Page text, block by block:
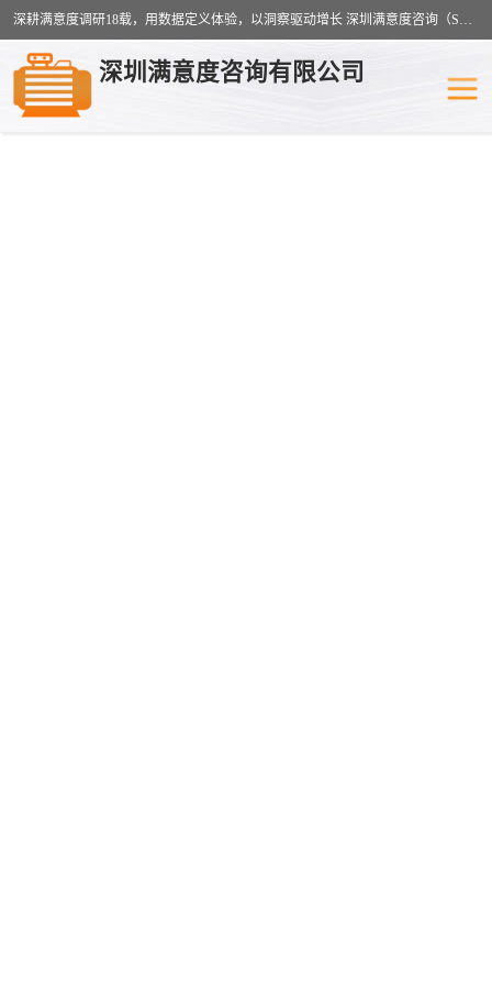
深耕满意度调研18载，用数据定义体验，以洞察驱动增长 深圳满意度咨询（SSC）：十八年专注，丈量每一份体验。
深圳满意度咨询有限公司